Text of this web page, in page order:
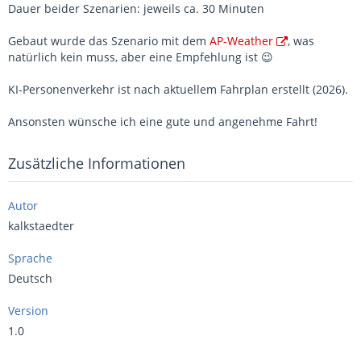
Dauer beider Szenarien: jeweils ca. 30 Minuten
Gebaut wurde das Szenario mit dem AP-Weather
, was
natürlich kein muss, aber eine Empfehlung ist 😉
KI-Personenverkehr ist nach aktuellem Fahrplan erstellt (2026).
Ansonsten wünsche ich eine gute und angenehme Fahrt!
Zusätzliche Informationen
Autor
kalkstaedter
Sprache
Deutsch
Version
1.0